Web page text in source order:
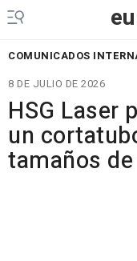
COMUNICADOS
8 DE JULIO DE 2026
HSG Laser
un
tamaños